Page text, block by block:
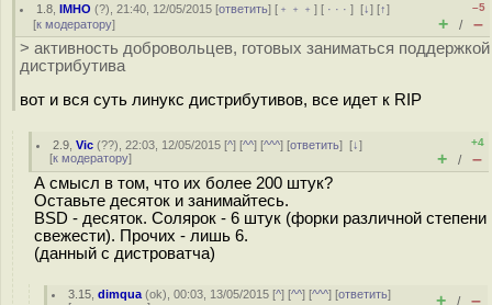
1.8 ,IMHO (?), 21:40, 12/05/2015 [ответить] [ ﹢﹢﹢] [ · · ·][↓] [↑]
[к модератору]
–5
+ / –
> активность добровольцев, готовых заниматься поддержкой
дистрибутива
вот и вся суть линукс дистрибутивов, все идет к RIP
2.9 ,Vic (??), 22:03, 12/05/2015 [^] [^^] [^^^] [ответить][↓]
[к модератору]
+4
+ / –
А смысл в том, что их более 200 штук?
Оставьте десяток и занимайтесь.
BSD - десяток. Солярок - 6 штук (форки различной степени
свежести). Прочих - лишь 6.
(данный с дистроватча)
3.15 ,dimqua (ok), 00:03, 13/05/2015 [^] [^^] [^^^] [ответить]
+ / –